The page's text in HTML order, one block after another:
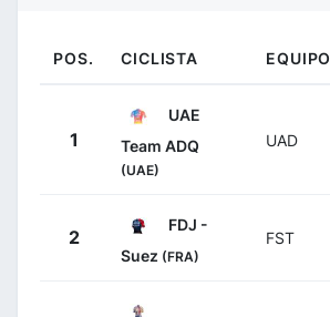
POS. CICLISTA EQUIPO
1
UAE
Team ADQ
(UAE)
UAD
2
FDJ -
Suez (FRA)
FST